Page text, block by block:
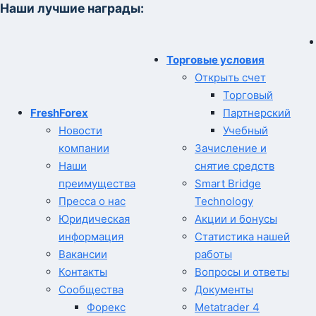
Наши лучшие награды:
FreshForex
Новости
компании
Наши
преимущества
Пресса о нас
Юридическая
информация
Вакансии
Контакты
Сообщества
Форекс
Торговые условия
Открыть счет
Торговый
Партнерский
Учебный
Зачисление и
снятие средств
Smart Bridge
Technology
Акции и бонусы
Статистика нашей
работы
Вопросы и ответы
Документы
Metatrader 4